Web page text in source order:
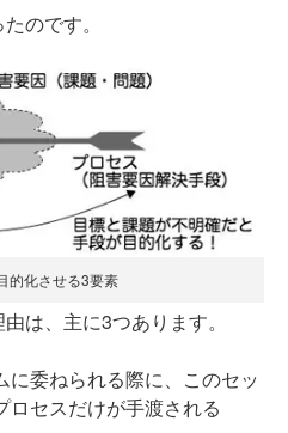
のです。
的化させる3要素
は、主に3つあります。
に委ねられる際に、このセッ
ロセスだけが手渡される